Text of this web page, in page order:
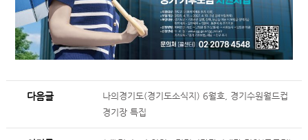
다음글
나의경기도(경기도소식지) 6월호, 경기수원월드컵
경기장 특집